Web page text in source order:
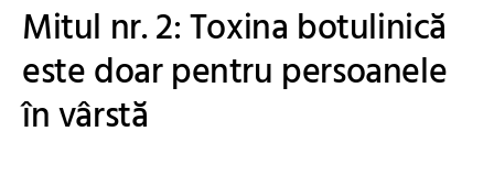
Mitul nr. 2: Toxina botulinică
este doar pentru persoanele
în vârstă